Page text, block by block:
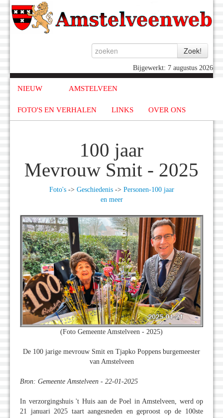
Bijgewerkt: 7 augustus 2026
NIEUW AMSTELVEEN
FOTO'S EN VERHALEN LINKS OVER ONS
100 jaar
Mevrouw Smit - 2025
Foto's-> Geschiedenis-> Personen-100 jaar
en meer
(Foto Gemeente Amstelveen - 2025)
De 100 jarige mevrouw Smit en Tjapko Poppens burgemeester
van Amstelveen
Bron: Gemeente Amstelveen - 22-01-2025
In verzorgingshuis 't Huis aan de Poel in Amstelveen, werd op
21 januari 2025 taart aangesneden en geproost op de 100ste